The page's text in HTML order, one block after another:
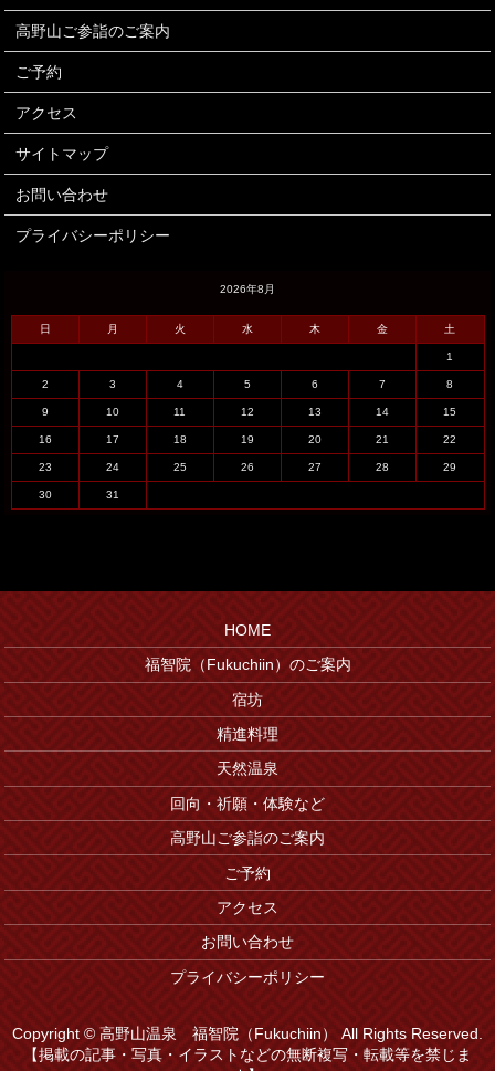
高野山ご参詣のご案内
ご予約
アクセス
サイトマップ
お問い合わせ
プライバシーポリシー
2026年8月
日 月 火 水 木 金 土
1
2 3 4 5 6 7 8
9 10 11 12 13 14 15
16 17 18 19 20 21 22
23 24 25 26 27 28 29
30 31
HOME
福智院（Fukuchiin）のご案内
宿坊
精進料理
天然温泉
回向・祈願・体験など
高野山ご参詣のご案内
ご予約
アクセス
お問い合わせ
プライバシーポリシー
Copyright © 高野山温泉 福智院（Fukuchiin） All Rights Reserved.
【掲載の記事・写真・イラストなどの無断複写・転載等を禁じま